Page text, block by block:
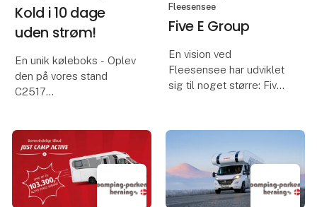
Kold i 10 dage
uden strøm!
En unik køleboks - Oplev
den på vores stand
C2517
klassiske kølebokse
med blå køleelementer.
På en god dag holder de
maden kold i et døgn –
og så er festen slut.
Fleesensee
Five E Group
En vision ved
Fleesensee har udviklet
sig til noget større: Five
vores oprindelse – de
Fleesensee – men også
for de værdier, der styrer
os og former vores f